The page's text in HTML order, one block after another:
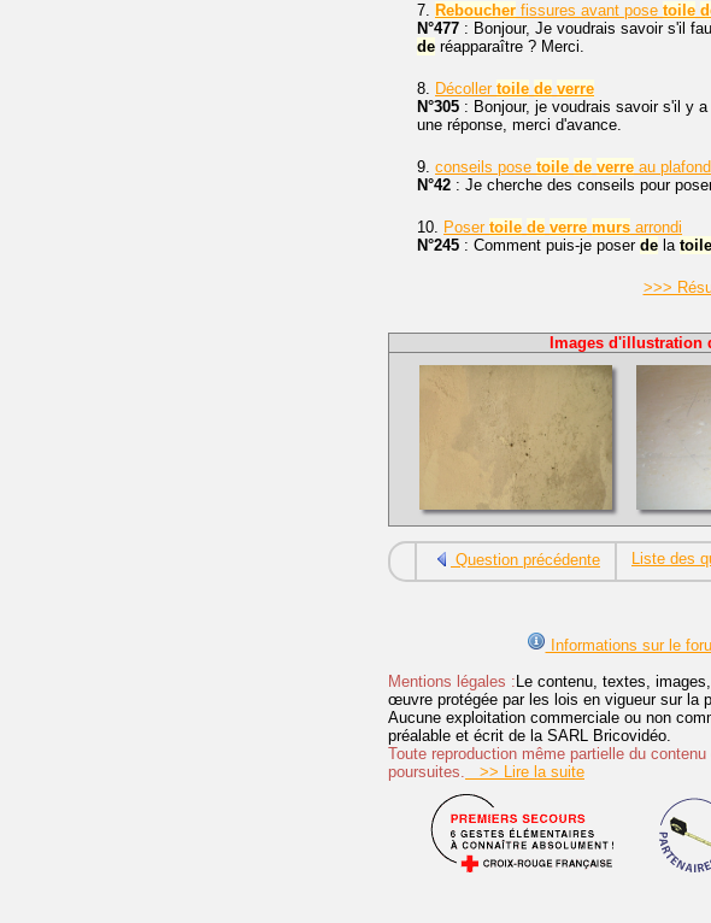
7. Reboucher fissures avant pose toile
N°477 : Bonjour, Je voudrais savoir s'il
de réapparaître ? Merci.
8. Décoller toile de verre
N°305 : Bonjour, je voudrais savoir s'il y
une réponse, merci d'avance.
9. conseils pose toile de verre au plafond
N°42 : Je cherche des conseils pour
10. Poser toile de verre murs arrondi
N°245 : Comment puis-je poser de la toile
>>>
Images d'illustration
Question précédente Liste des
Informations sur le
Mentions légales : Le contenu, textes,
œuvre protégée par les lois en vigueur sur la
Aucune exploitation commerciale ou non
préalable et écrit de la SARL Bricovidéo.
Toute reproduction même partielle du
poursuites. >> Lire la suite